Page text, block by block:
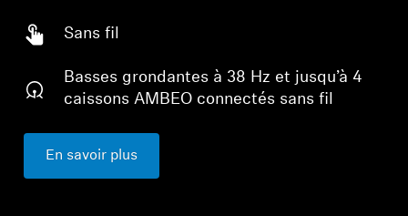
Sans fil
Basses grondantes à 38 Hz et jusqu’à 4
caissons AMBEO connectés sans fil
En savoir plus